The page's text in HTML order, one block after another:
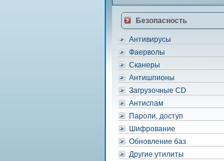
Безопасность
Антивирусы
Фаерволы
Сканеры
Антишпионы
Загрузочные CD
Антиспам
Пароли, доступ
Шифрование
Обновление баз
Другие утилиты